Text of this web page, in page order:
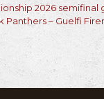
2026 semifinal
Panthers – Guelfi